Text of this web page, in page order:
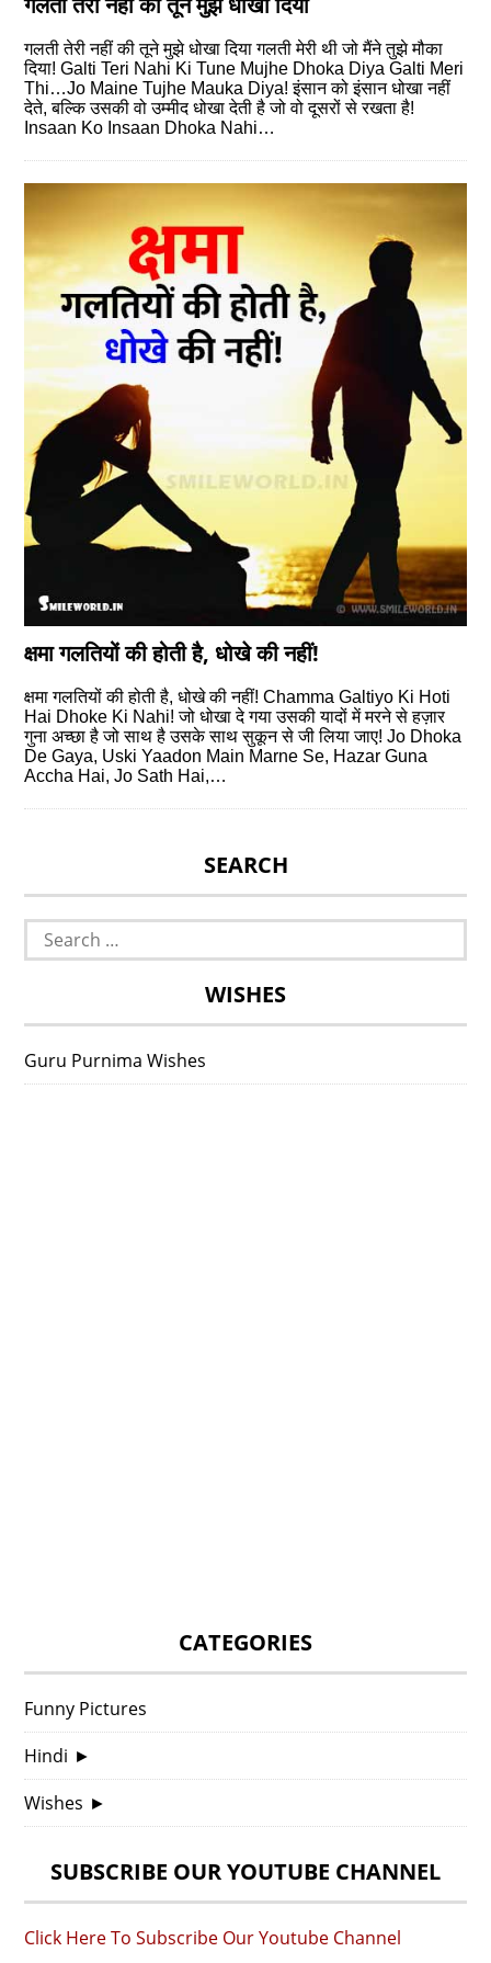
गलती तेरी नहीं की तूने मुझे धोखा दिया गलती मेरी थी जो मैंने तुझे मौका
दिया! Galti Teri Nahi Ki Tune Mujhe Dhoka Diya Galti Meri
Thi…Jo Maine Tujhe Mauka Diya! इंसान को इंसान धोखा नहीं
देते, बल्कि उसकी वो उम्‍मीद धोखा देती है जो वो दूसरों से रखता है!
Insaan Ko Insaan Dhoka Nahi…
क्षमा गलतियों की होती है, धोखे की नहीं!
क्षमा गलतियों की होती है, धोखे की नहीं! Chamma Galtiyo Ki Hoti
Hai Dhoke Ki Nahi! जो धोखा दे गया उसकी यादों में मरने से हज़ार
गुना अच्‍छा है जो साथ है उसके साथ सुकून से जी लिया जाए! Jo Dhoka
De Gaya, Uski Yaadon Main Marne Se, Hazar Guna
Accha Hai, Jo Sath Hai,…
SEARCH
Search
for:
WISHES
Guru Purnima Wishes
CATEGORIES
Funny Pictures
Hindi ►
Wishes ►
SUBSCRIBE OUR YOUTUBE CHANNEL
Click Here To Subscribe Our Youtube Channel